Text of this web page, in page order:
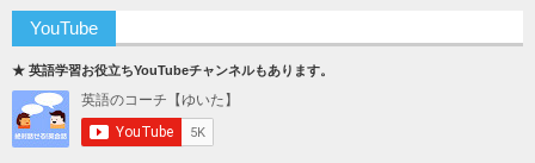
YouTube
★ 英語学習お役立ちYouTubeチャンネルもあります。